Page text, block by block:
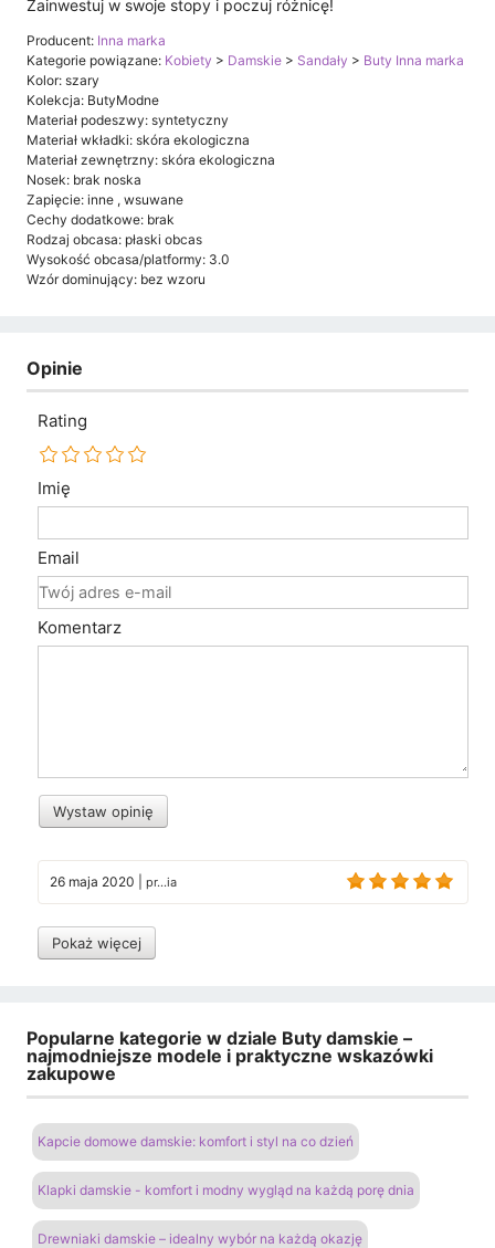
Zainwestuj w swoje stopy i poczuj różnicę!
Producent: Inna marka
Kategorie powiązane: Kobiety > Damskie > Sandały > Buty Inna marka
Kolor: szary
Kolekcja: ButyModne
Materiał podeszwy: syntetyczny
Materiał wkładki: skóra ekologiczna
Materiał zewnętrzny: skóra ekologiczna
Nosek: brak noska
Zapięcie: inne , wsuwane
Cechy dodatkowe: brak
Rodzaj obcasa: płaski obcas
Wysokość obcasa/platformy: 3.0
Wzór dominujący: bez wzoru
Opinie
Rating
Imię
Email
Komentarz
Wystaw opinię
26 maja 2020 pr...ia
Pokaż więcej
Popularne kategorie w dziale Buty damskie –
najmodniejsze modele i praktyczne wskazówki
zakupowe
Kapcie domowe damskie: komfort i styl na co dzień
Klapki damskie - komfort i modny wygląd na każdą porę dnia
Drewniaki damskie – idealny wybór na każdą okazję